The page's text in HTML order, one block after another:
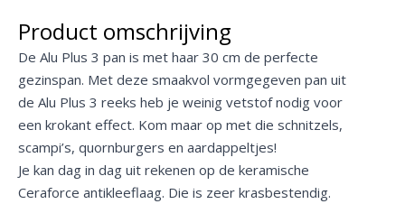
Product omschrijving
De Alu Plus 3 pan is met haar 30 cm de perfecte
gezinspan. Met deze smaakvol vormgegeven pan uit
de Alu Plus 3 reeks heb je weinig vetstof nodig voor
een krokant effect. Kom maar op met die schnitzels,
scampi’s, quornburgers en aardappeltjes!
Je kan dag in dag uit rekenen op de keramische
Ceraforce antikleeflaag. Die is zeer krasbestendig.